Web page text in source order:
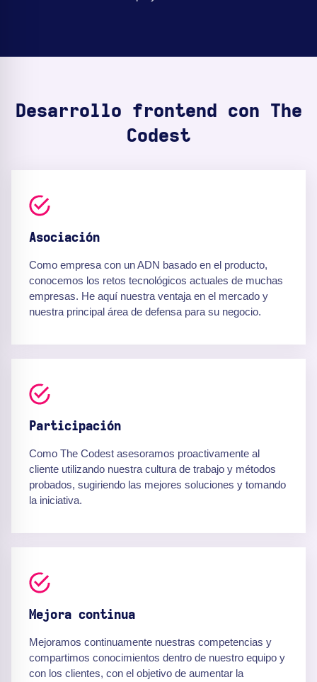
Desarrollo frontend con The
Codest
Asociación
Como empresa con un ADN basado en el producto,
conocemos los retos tecnológicos actuales de muchas
empresas. He aquí nuestra ventaja en el mercado y
nuestra principal área de defensa para su negocio.
Participación
Como The Codest asesoramos proactivamente al
cliente utilizando nuestra cultura de trabajo y métodos
probados, sugiriendo las mejores soluciones y tomando
la iniciativa.
Mejora continua
Mejoramos continuamente nuestras competencias y
compartimos conocimientos dentro de nuestro equipo y
con los clientes, con el objetivo de aumentar la